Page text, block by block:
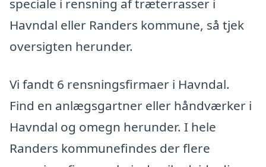
speciale i rensning af træterrasser i
Havndal eller Randers kommune, så tjek
oversigten herunder.
Vi fandt 6 rensningsfirmaer i Havndal.
Find en anlægsgartner eller håndværker i
Havndal og omegn herunder. I hele
Randers kommunefindes der flere